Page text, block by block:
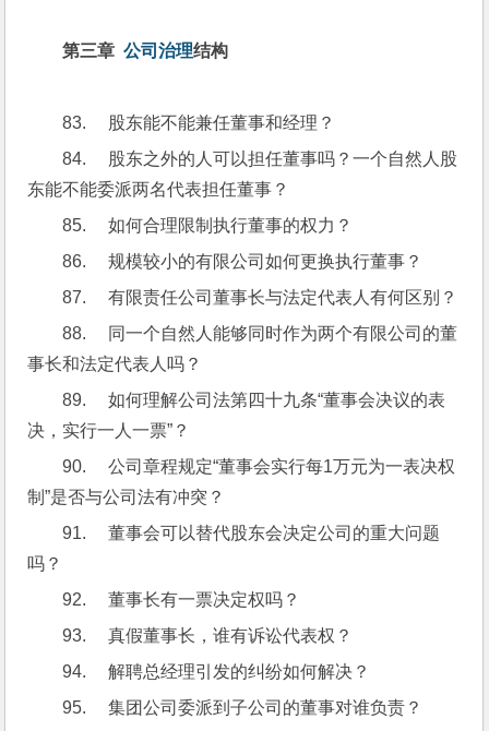
第三章 公司治理结构
83.     股东能不能兼任董事和经理？
84.     股东之外的人可以担任董事吗？一个自然人股
东能不能委派两名代表担任董事？
85.     如何合理限制执行董事的权力？
86.     规模较小的有限公司如何更换执行董事？
87.     有限责任公司董事长与法定代表人有何区别？
88.     同一个自然人能够同时作为两个有限公司的董
事长和法定代表人吗？
89.     如何理解公司法第四十九条“董事会决议的表
决，实行一人一票”？
90.     公司章程规定“董事会实行每1万元为一表决权
制”是否与公司法有冲突？
91.     董事会可以替代股东会决定公司的重大问题
吗？
92.     董事长有一票决定权吗？
93.     真假董事长，谁有诉讼代表权？
94.     解聘总经理引发的纠纷如何解决？
95.     集团公司委派到子公司的董事对谁负责？